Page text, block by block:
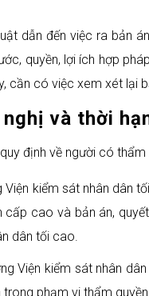
dẫn đến việc ra bản
quyền, lợi ích hợp
cần có việc xem xét
và thời
định về người có
Viện kiểm sát nhân
cao và bản án,
dân tối cao.
Viện kiểm sát nhân
phạm vi thẩm